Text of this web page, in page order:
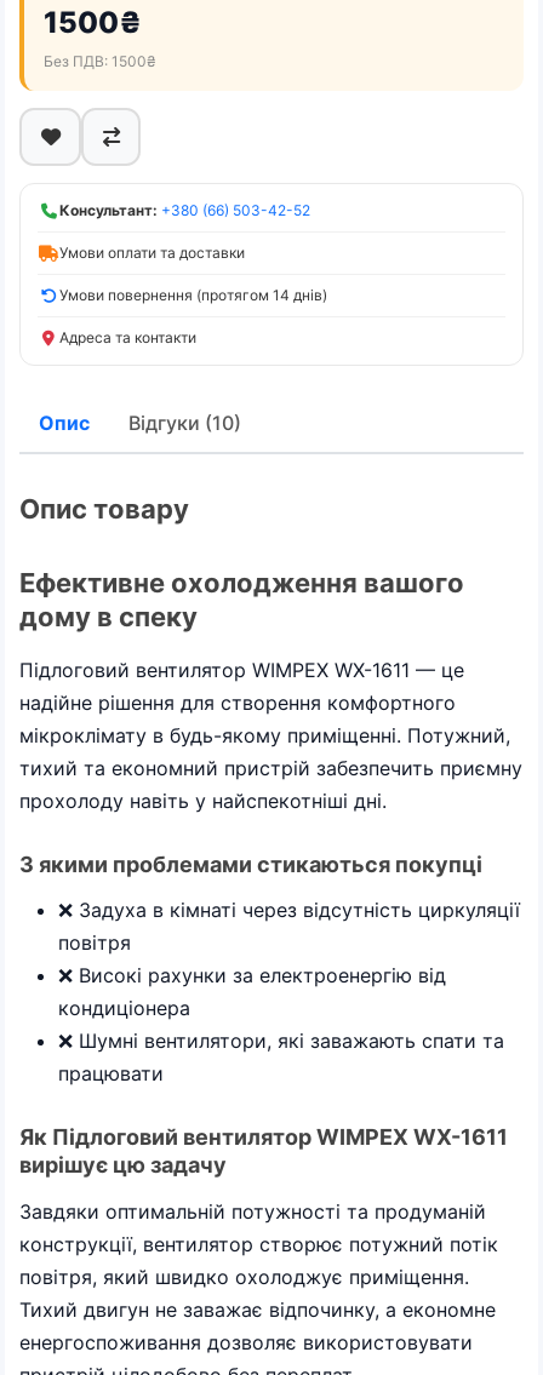
1500₴
Без ПДВ: 1500₴
Консультант: +380 (66) 503-42-52
Умови оплати та доставки
Умови повернення (протягом 14 днів)
Адреса та контакти
Опис Відгуки (10)
Опис товару
Ефективне охолодження вашого
дому в спеку
Підлоговий вентилятор WIMPEX WX-1611 — це
надійне рішення для створення комфортного
мікроклімату в будь-якому приміщенні. Потужний,
тихий та економний пристрій забезпечить приємну
прохолоду навіть у найспекотніші дні.
З якими проблемами стикаються покупці
❌ Задуха в кімнаті через відсутність циркуляції
повітря
❌ Високі рахунки за електроенергію від
кондиціонера
❌ Шумні вентилятори, які заважають спати та
працювати
Як Підлоговий вентилятор WIMPEX WX-1611
вирішує цю задачу
Завдяки оптимальній потужності та продуманій
конструкції, вентилятор створює потужний потік
повітря, який швидко охолоджує приміщення.
Тихий двигун не заважає відпочинку, а економне
енергоспоживання дозволяє використовувати